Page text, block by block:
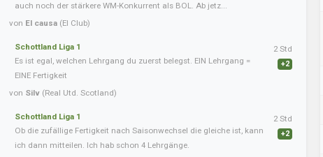
auch noch der stärkere WM-Konkurrent als BOL. Ab jetz...
von El causa (El Club)
Schottland Liga 1
Es ist egal, welchen Lehrgang du zuerst belegst. EIN Lehrgang =
EINE Fertigkeit
von Silv (Real Utd. Scotland)
2 Std
+2
Schottland Liga 1
Ob die zufällige Fertigkeit nach Saisonwechsel die gleiche ist, kann
ich dann mitteilen. Ich hab schon 4 Lehrgänge.
2 Std
+2